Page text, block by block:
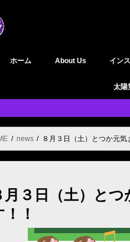
ホーム About Us
GROW UP 活動履歴
イン
太陽
news ８月３日（土）とつか元気
月３日（土）と
！！